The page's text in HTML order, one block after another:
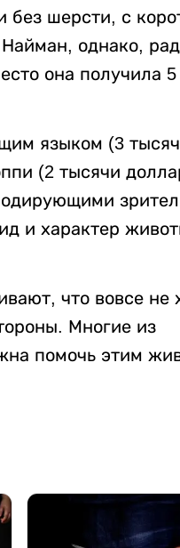
без шерсти, с
однако,
она получила
языком (3
(2 тысячи
и характер
что вовсе не
Многие из
помочь этим